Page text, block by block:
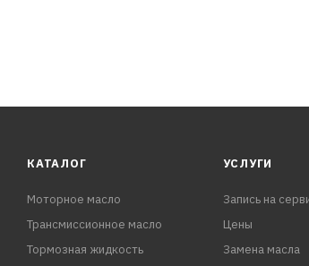
КАТАЛОГ
Моторное масло
Трансмиссионное масло
Тормозная жидкость
УСЛУГИ
Запись на
Цены
Замена масла